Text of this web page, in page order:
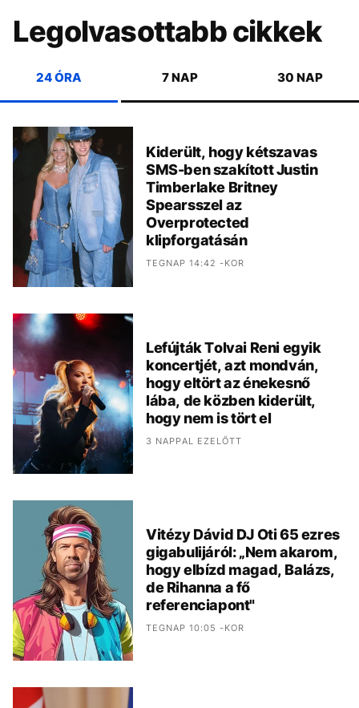
Legolvasottabb cikkek
24 ÓRA 7 NAP 30 NAP
Kiderült, hogy kétszavas
SMS-ben szakított Justin
Timberlake Britney
Spearsszel az
Overprotected
klipforgatásán
TEGNAP 14:42 -KOR
Lefújták Tolvai Reni egyik
koncertjét, azt mondván,
hogy eltört az énekesnő
lába, de közben kiderült,
hogy nem is tört el
3 NAPPAL EZELŐTT
Vitézy Dávid DJ Oti 65 ezres
gigabulijáról: „Nem akarom,
hogy elbízd magad, Balázs,
de Rihanna a fő
referenciapont"
TEGNAP 10:05 -KOR